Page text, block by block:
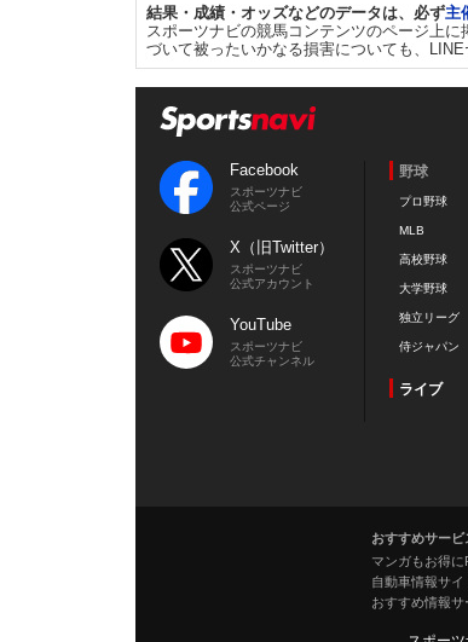
結果・成績・オッズなどのデータは、必ず主
スポーツナビの競馬コンテンツのページ上
づいて被ったいかなる損害についても、
Facebook
スポーツナビ
公式ページ
X（旧Twitter）
スポーツナビ
公式アカウント
YouTube
スポーツナビ
公式チャンネル
野球
プロ野球
MLB
高校野球
大学野球
独立リーグ
侍ジャパン
ライブ
おすすめサービ
マンガもお得
自動車情報サイ
おすすめ情報サ